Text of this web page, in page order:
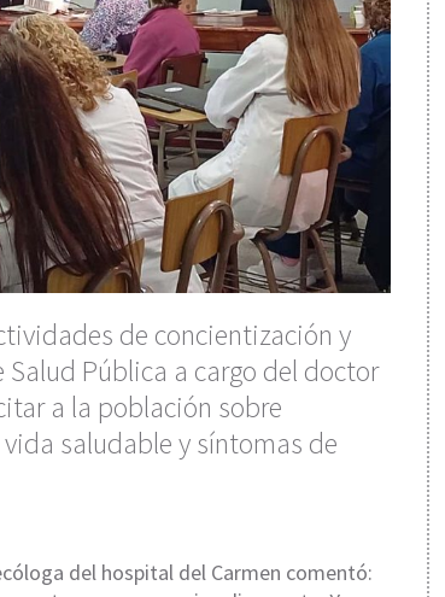
de concientización y
Pública a cargo del doctor
a la población sobre
saludable y síntomas de
del hospital del Carmen comentó: